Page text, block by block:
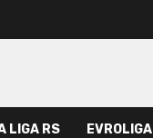
LIGA RS EVROLIGA